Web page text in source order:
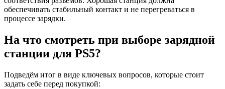
обеспечивать стабильный контакт и не перегреваться в
процессе зарядки.
На что смотреть при выборе зарядной
станции для PS5?
Подведём итог в виде ключевых вопросов, которые стоит
задать себе перед покупкой: